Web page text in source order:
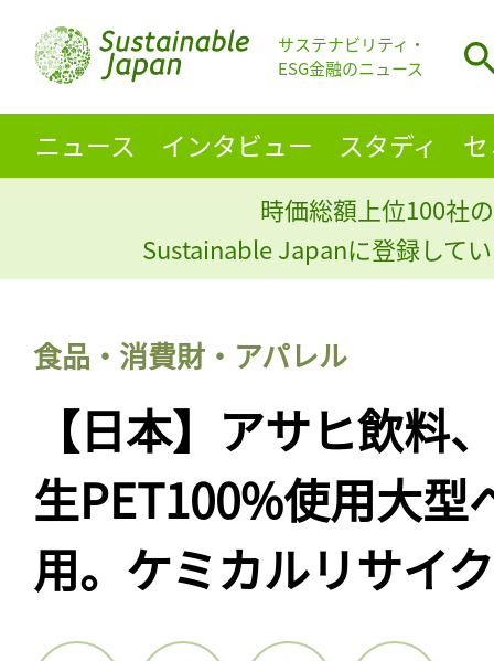
サステナビリティ・
ESG金融のニュース
ニュース インタビュー スタディ
時価総額上位100社
Sustainable Japanに登録して
食品・消費財・アパレル
【日本】アサヒ飲料
生PET100%使用大型
用。ケミカルリサイ